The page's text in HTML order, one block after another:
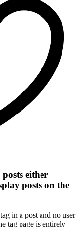
either
posts on the
in a post and no user
tag page is entirely